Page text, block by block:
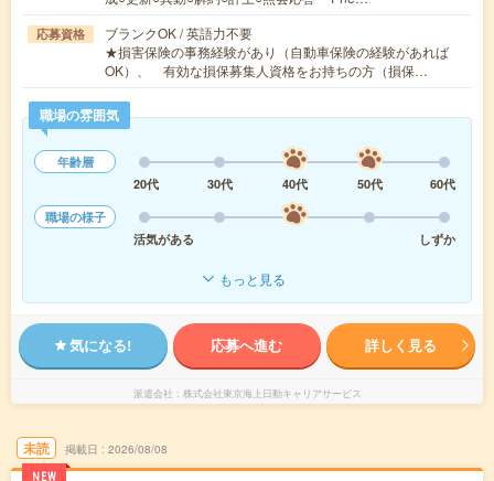
応募資格
ブランクOK / 英語力不要
★損害保険の事務経験があり（自動車保険の経験があれば
OK）、 有効な損保募集人資格をお持ちの方（損保…
職場の雰囲気
年齢層
20代
30代 40代 50代
60代
職場の様子
活気がある
しずか
もっと見る
気になる! 応募へ進む 詳しく見る
派遣会社 株式会社東京海上日動キャリアサービス
未読
NEW
掲載日 2026/08/08